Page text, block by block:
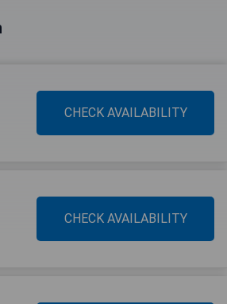
CHECK AVAILABILITY
CHECK AVAILABILITY